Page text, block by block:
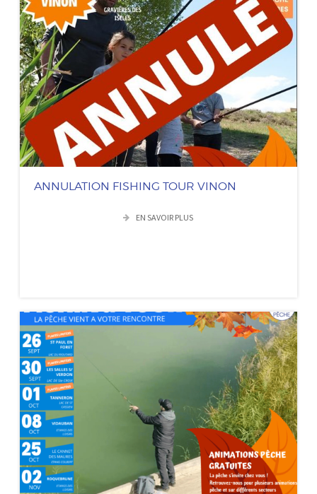
ANNULATION FISHING TOUR VINON
EN SAVOIR PLUS